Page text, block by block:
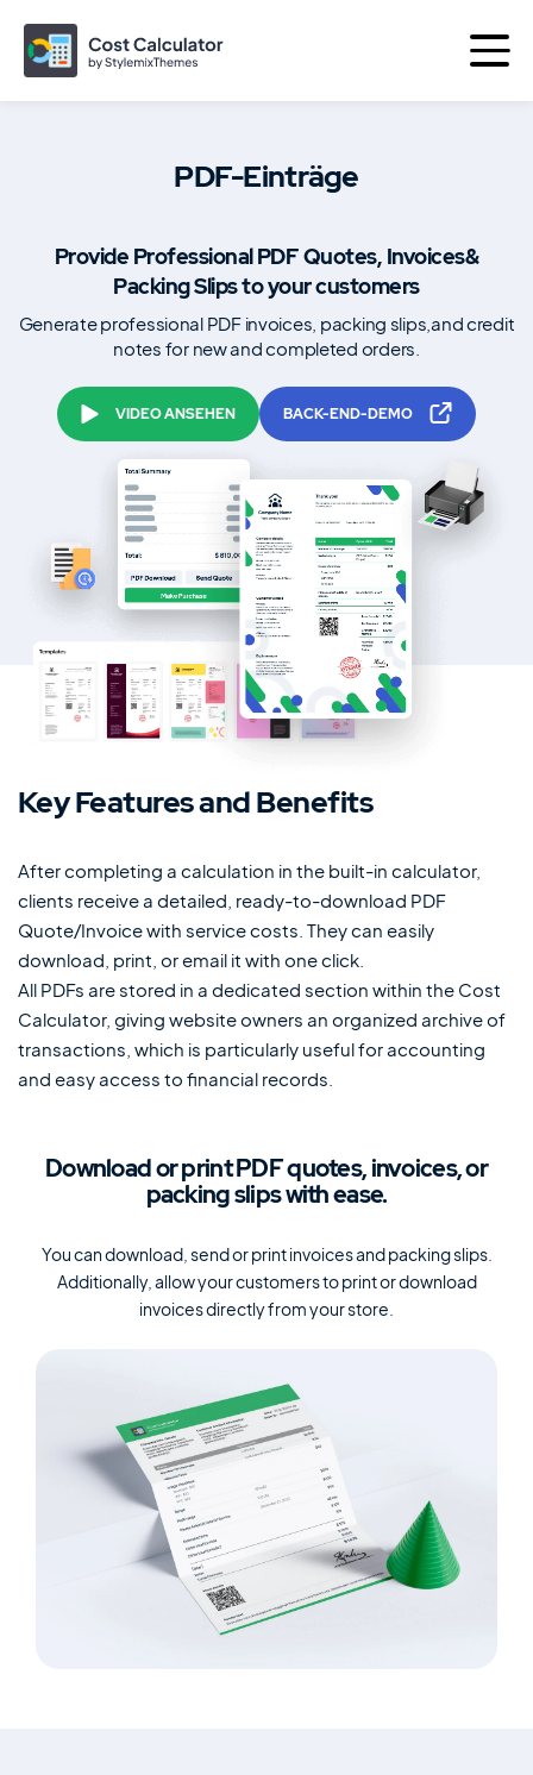
Weitere Produkte von
Das Beste von Themen Plugins
Das perfekte Business-WordPress-
Theme
Motors
Automobilhandels- und Kleinanzeige-
MasterStudy Templates
Create a ready-to-use website fast
Cost Calculator
Plugin für das Learning Management
System
Motors Plugin
Immobilien-WordPress-Theme
Sportverein-WordPress-Theme
Über uns Blog Dokumentation
PDF-Einträge
Provide Professional PDF Quotes, Invoices&
Packing Slips to your customers
Generate professional PDF invoices, packing slips,and credit
notes for new and completed orders.
VIDEO ANSEHEN BACK-END-DEMO
Key Features and Benefits
After completing a calculation in the built-in calculator,
clients receive a detailed, ready-to-download PDF
Quote/Invoice with service costs. They can easily
download, print, or email it with one click.
All PDFs are stored in a dedicated section within the Cost
Calculator, giving website owners an organized archive of
transactions, which is particularly useful for accounting
and easy access to financial records.
Download or print PDFquotes, invoices, or
packingslips with ease.
You can download, send or print invoices and packing slips.
Additionally, allow your customers to print or download
invoicesdirectly from your store.